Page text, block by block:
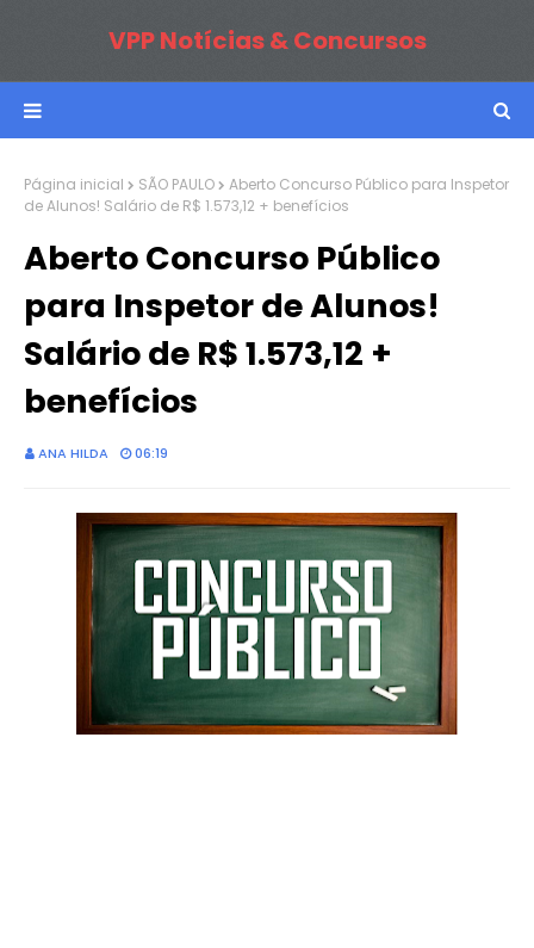
VPP Notícias & Concursos
Página inicial SÃO PAULO
Aberto Concurso Público para Inspetor
de Alunos! Salário de R$ 1.573,12 + benefícios
Aberto Concurso Público
para Inspetor de Alunos!
Salário de R$ 1.573,12 +
benefícios
ANA HILDA 06:19